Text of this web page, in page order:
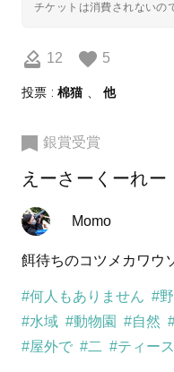
チケットは消費されないの
12 5
投票 :棉猫 、他
銀賞受賞
えーさーくーれー
Momo
餌待ちのコツメカワウ
#何人もありません #
#水域 #動物園 #自然
#屋外で #二 #ティース